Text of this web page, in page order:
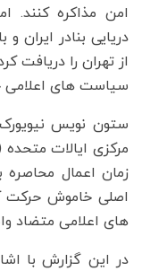
امن مذاکره کنند.
دریایی بنادر ایران
از تهران را دریافت
سیاست های اعلامی
ستون نویس نیویورک
زمان اعمال محاصره
اصلی خاموش حرکت
های اعلامی متضاد
در این گزارش با